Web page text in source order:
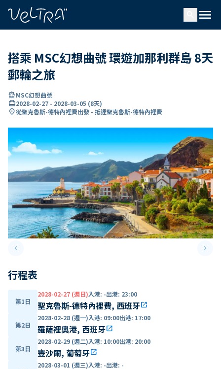
menu
搭乘 MSC幻想曲號 環遊加那利群島 8天
郵輪之旅
directions_boatMSC幻想曲號
card_travel2028-02-27 - 2028-03-05 (8天)
location_on從聖克魯斯-德特內裡費出發 - 抵達聖克魯斯-德特內裡費
keyboard_arrow_leftPrevious slide keyboard_arrow_right
行程表
第1日
2028-02-27 (週日)入港: -出港: 23:00
聖克魯斯-德特內裡費, 西班牙open_in_new
第2日
2028-02-28 (週一)入港: 09:00出港: 17:00
羅薩裡奧港, 西班牙open_in_new
第3日
2028-02-29 (週二)入港: 10:00出港: 20:00
豐沙爾, 葡萄牙open_in_new
2028-03-01 (週三)入港: -出港: -